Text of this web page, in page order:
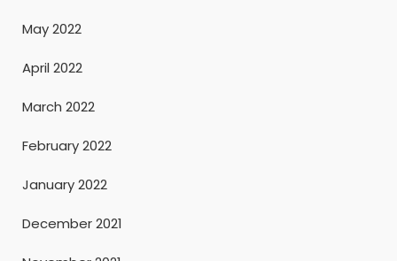
May 2022
April 2022
March 2022
February 2022
January 2022
December 2021